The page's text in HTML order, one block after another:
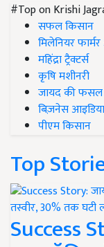
#Top on Krishi
सफल किसान
मिलेनियर
महिंद्रा ट्रैक्टर्स
कृषि मशीनरी
जायद की फसल
बिज़नेस
पीएम किसान
Top
Success